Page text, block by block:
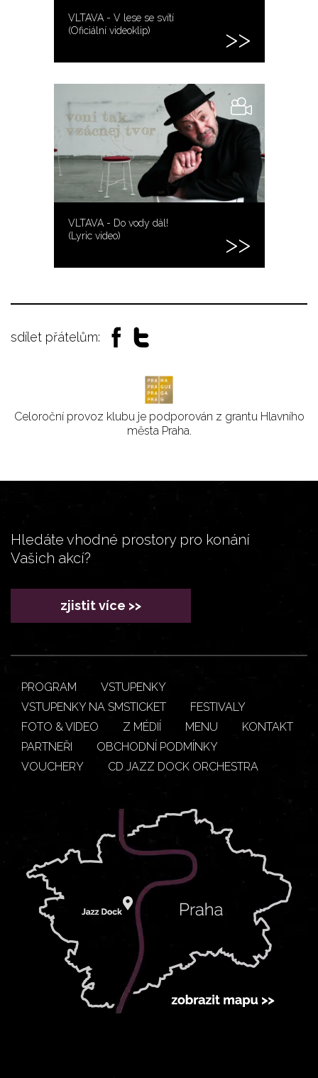
VLTAVA - V lese se svítí
(Oficiální videoklip)
VLTAVA - Do vody dál!
(Lyric video)
sdílet přátelům:
Celoroční provoz klubu je podporován z grantu Hlavního
města Praha.
Hledáte vhodné prostory pro konání
Vašich akcí?
zjistit více >>
PROGRAM
VSTUPENKY
VSTUPENKY NA SMSTICKET
FESTIVALY
FOTO & VIDEO
Z MÉDIÍ MENU
KONTAKT
PARTNEŘI
OBCHODNÍ PODMÍNKY
VOUCHERY
CD JAZZ DOCK ORCHESTRA